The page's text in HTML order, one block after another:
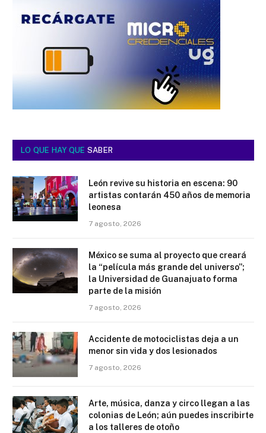
LO QUE HAY QUE SABER
León revive su historia en escena: 90
artistas contarán 450 años de memoria
leonesa
7 agosto, 2026
México se suma al proyecto que creará
la “película más grande del universo”;
la Universidad de Guanajuato forma
parte de la misión
7 agosto, 2026
Accidente de motociclistas deja a un
menor sin vida y dos lesionados
7 agosto, 2026
Arte, música, danza y circo llegan a las
colonias de León; aún puedes inscribirte
a los talleres de otoño